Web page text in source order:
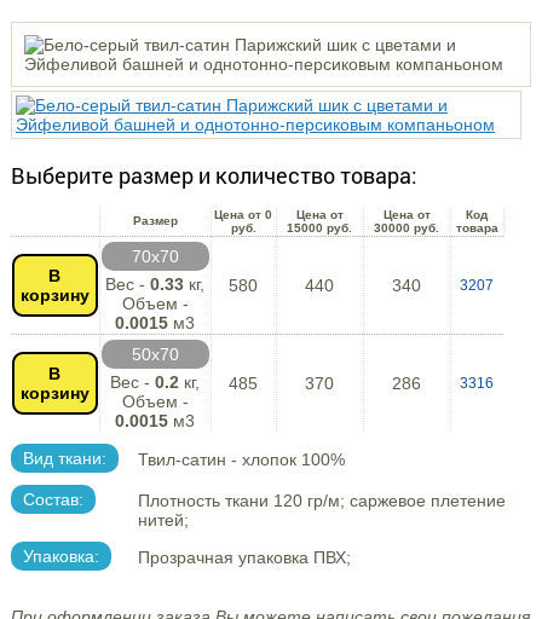
Выберите размер и количество товара:
Размер
Цена от 0
руб.
Цена от
15000 руб.
Цена от
30000 руб.
Код
товара
В
корзину
70х70
Вес -0.33 кг,
Объем -
0.0015 м3
580 440 340 3207
В
корзину
50х70
Вес -0.2 кг,
Объем -
0.0015 м3
485 370 286 3316
Вид ткани: Твил-сатин - хлопок 100%
Состав:
Плотность ткани 120 гр/м; саржевое плетение
нитей;
Упаковка:
Прозрачная упаковка ПВХ;